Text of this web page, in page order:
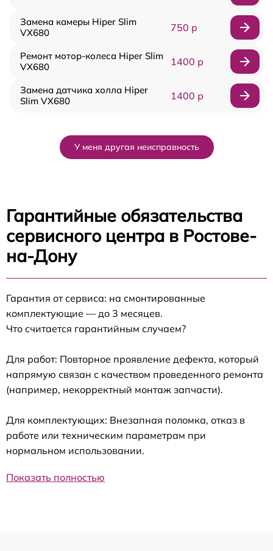
Замена камеры Hiper Slim
VX680
750 р
Ремонт мотор-колеса Hiper Slim
VX680
1400 р
Замена датчика холла Hiper
Slim VX680
1400 р
У меня другая неисправность
Гарантийные обязательства
сервисного центра в Ростове-
на-Дону
Гарантия от сервиса: на смонтированные
комплектующие — до 3 месяцев.
Что считается гарантийным случаем?
Для работ: Повторное проявление дефекта, который
напрямую связан с качеством проведенного ремонта
(например, некорректный монтаж запчасти).
Для комплектующих: Внезапная поломка, отказ в
работе или техническим параметрам при
нормальном использовании.
Показать полностью